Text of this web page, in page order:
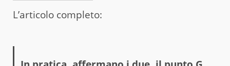
L’articolo completo: